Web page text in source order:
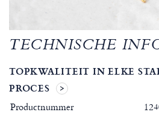
TECHNISCHE
TOPKWALITEIT IN ELKE
PROCES
Productnummer